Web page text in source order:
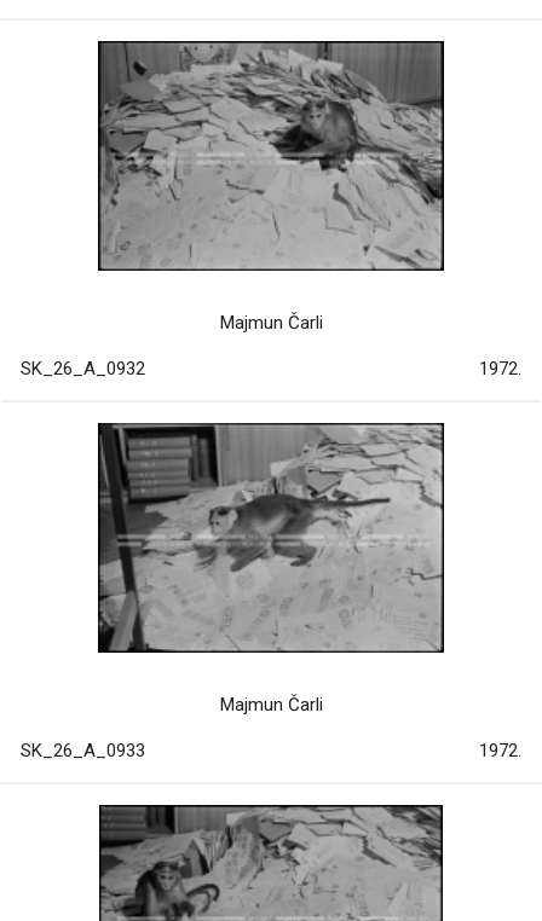
Majmun Čarli
SK_26_A_0932 1972.
Majmun Čarli
SK_26_A_0933 1972.